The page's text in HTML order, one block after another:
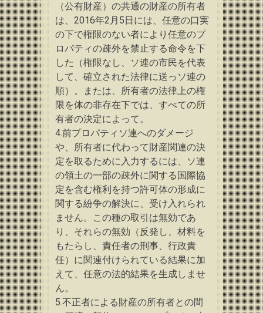
（公有財産）の共通の財産の所有者
は、2016年2月5日には、任意の口実
の下で権限のない者により任意のプ
ロパティの疎外を禁止する命令を下
した（権限なし、ソ連の市民を代表
して、確立された法律に送っ ソ連の
順）。
または、所有者の法律上の権
限を体の非存在下では、すべての所
有者の決定によって。
4.前プロパティソ連へのダメージ
や、所有者に代わって財産関連の決
定を取るために入力するには、ソ連
の領土の一部の疎外に関する国際協
定を含む権利を持つ許可体の形成に
関する紛争の解決に、受け入れられ
ません。
この種の取引は無効であ
り、それらの無効（反発し、材料を
もたらし、責任者の刑事、行政責
任）に関連付けられている結果に加
えて、任意の法的結果を生成しませ
ん。
5.不正者による財産の所有者との間